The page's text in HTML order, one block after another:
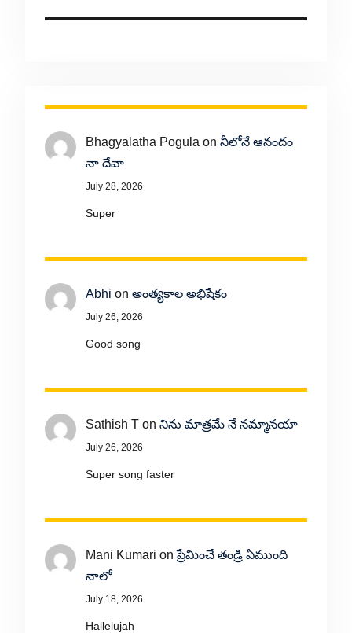
Bhagyalatha Pogula on నీలోనే ఆనందం
నా దేవా
July 28, 2026
Super
Abhi on అంత్యకాల అభిషేకం
July 26, 2026
Good song
Sathish Ton నిను మాత్రమే నే నమ్మానయా
July 26, 2026
Super song faster
Mani Kumari onప్రేమించే తండ్రి ఏముంది
నాలో
July 18, 2026
Hallelujah